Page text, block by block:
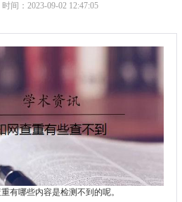
研究生论
时间：2023-09-02 12:47:05
有哪些内容是检测不到的呢。